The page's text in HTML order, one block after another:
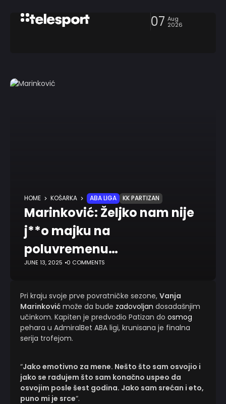
07 Aug
2026
HOME KOŠARKA ABA LIGA KK PARTIZAN
Marinković: Željko nam nije
j**o majku na
poluvremenu…
JUNE 13, 2025 0 COMMENTS
Pri kraju svoje prve povratničke sezone, Vanja
Marinković može da bude zadovoljan dosadašnjim
učinkom. Kapiten je predvodio Patizan do osmog
pehara u AdmiralBet ABA ligi, krunisana je finalna
serija trofejom.
“Jako emotivno za mene. Nešto što sam osvojio i
jako se radujem što sam konačno uspeo da
osvojim posle šest godina. Jako sam srećan i eto,
puno mi je srce“.